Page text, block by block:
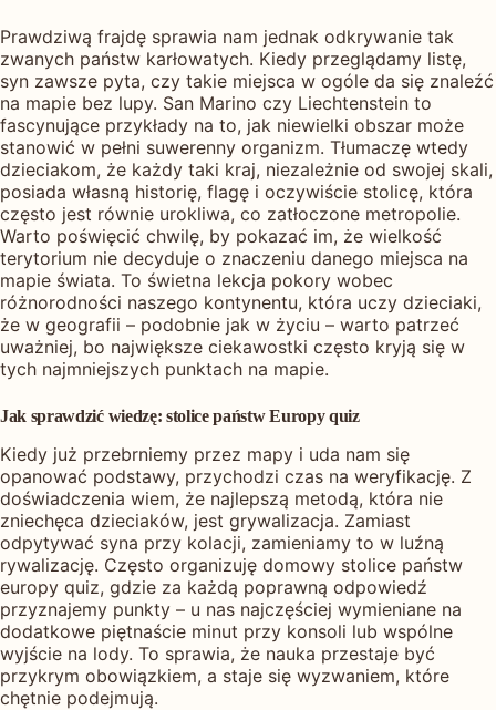
Prawdziwą frajdę sprawia nam jednak odkrywanie tak
zwanych państw karłowatych. Kiedy przeglądamy listę,
syn zawsze pyta, czy takie miejsca w ogóle da się znaleźć
na mapie bez lupy. San Marino czy Liechtenstein to
fascynujące przykłady na to, jak niewielki obszar może
stanowić w pełni suwerenny organizm. Tłumaczę wtedy
dzieciakom, że każdy taki kraj, niezależnie od swojej skali,
posiada własną historię, flagę i oczywiście stolicę, która
często jest równie urokliwa, co zatłoczone metropolie.
Warto poświęcić chwilę, by pokazać im, że wielkość
terytorium nie decyduje o znaczeniu danego miejsca na
mapie świata. To świetna lekcja pokory wobec
różnorodności naszego kontynentu, która uczy dzieciaki,
że w geografii – podobnie jak w życiu – warto patrzeć
uważniej, bo największe ciekawostki często kryją się w
tych najmniejszych punktach na mapie.
Jak sprawdzić wiedzę: stolice państw Europy quiz
Kiedy już przebrniemy przez mapy i uda nam się
opanować podstawy, przychodzi czas na weryfikację. Z
doświadczenia wiem, że najlepszą metodą, która nie
zniechęca dzieciaków, jest grywalizacja. Zamiast
odpytywać syna przy kolacji, zamieniamy to w luźną
rywalizację. Często organizuję domowy stolice państw
europy quiz, gdzie za każdą poprawną odpowiedź
przyznajemy punkty – u nas najczęściej wymieniane na
dodatkowe piętnaście minut przy konsoli lub wspólne
wyjście na lody. To sprawia, że nauka przestaje być
przykrym obowiązkiem, a staje się wyzwaniem, które
chętnie podejmują.